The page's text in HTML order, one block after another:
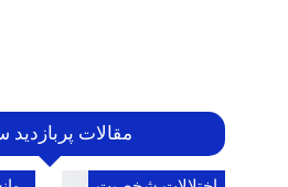
مقالات پربازدید